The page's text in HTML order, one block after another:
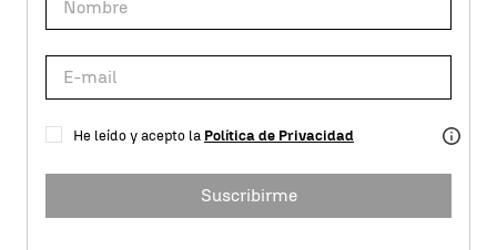
He leído y acepto la Política de Privacidad
Suscribirme